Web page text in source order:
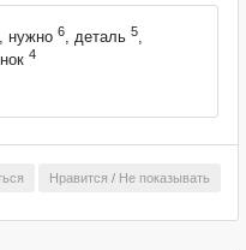
нужно 6, деталь 5,
4
Нравится / Не показывать